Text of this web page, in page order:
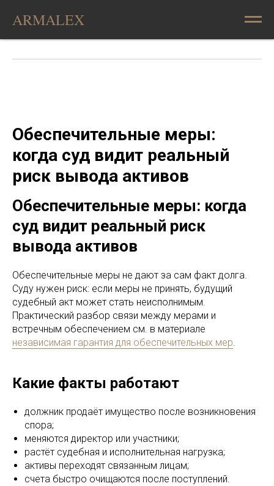
ARMALEX
Обеспечительные меры:
когда суд видит реальный
риск вывода активов
Обеспечительные меры: когда
суд видит реальный риск
вывода активов
Обеспечительные меры не дают за сам факт долга.
Суду нужен риск: если меры не принять, будущий
судебный акт может стать неисполнимым.
Практический разбор связи между мерами и
встречным обеспечением см. в материале
независимая гарантия для обеспечительных мер.
Какие факты работают
должник продаёт имущество после возникновения
спора;
меняются директор или участники;
растёт судебная и исполнительная нагрузка;
активы переходят связанным лицам;
счета быстро очищаются после поступлений.